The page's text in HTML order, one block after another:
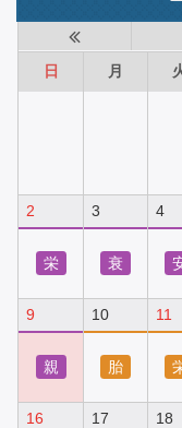
日 月
2
栄
3
衰
4
9
親
10
胎
11
16 17 18